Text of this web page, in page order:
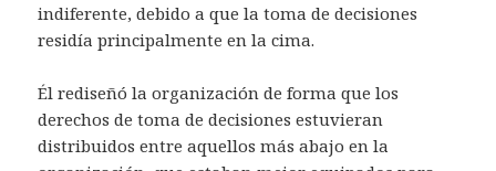
indiferente, debido a que la toma de decisiones
residía principalmente en la cima.
Él rediseñó la organización de forma que los
derechos de toma de decisiones estuvieran
distribuidos entre aquellos más abajo en la